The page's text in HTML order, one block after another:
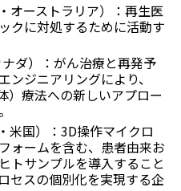
オーストラリア）：再生医
クに対処するために活動す
ダ）：がん治療と再発予
ンジニアリングにより、
）療法への新しいアプロー
米国）：3D操作マイクロ
ォームを含む、患者由来お
トサンプルを導入すること
セスの個別化を実現する企